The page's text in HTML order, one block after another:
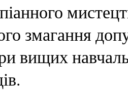
змагання
вищих